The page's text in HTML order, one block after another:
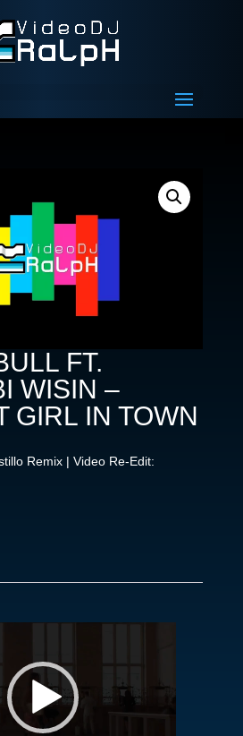
FT.
WISIN –
GIRL IN TOWN
Remix | Video Re-Edit: